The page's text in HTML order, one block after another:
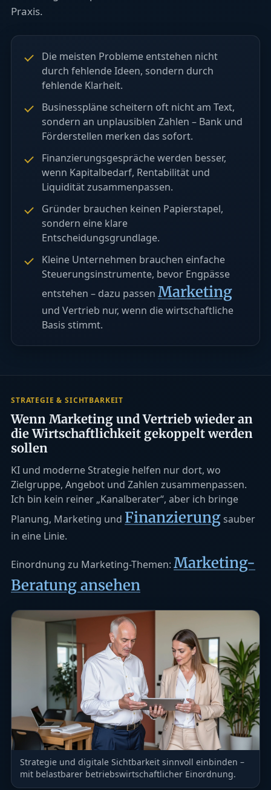
Praxis.
Die meisten Probleme entstehen nicht
durch fehlende Ideen, sondern durch
fehlende Klarheit.
Businesspläne scheitern oft nicht am Text,
sondern an unplausiblen Zahlen – Bank und
Förderstellen merken das sofort.
Finanzierungsgespräche werden besser,
wenn Kapitalbedarf, Rentabilität und
Liquidität zusammenpassen.
Gründer brauchen keinen Papierstapel,
sondern eine klare
Entscheidungsgrundlage.
Kleine Unternehmen brauchen einfache
Steuerungsinstrumente, bevor Engpässe
entstehen – dazu passen Marketing
und Vertrieb nur, wenn die wirtschaftliche
Basis stimmt.
STRATEGIE & SICHTBARKEIT
Wenn Marketing und Vertrieb wieder an
die Wirtschaftlichkeit gekoppelt werden
sollen
KI und moderne Strategie helfen nur dort, wo
Zielgruppe, Angebot und Zahlen zusammenpassen.
Ich bin kein reiner „Kanalberater“, aber ich bringe
Planung, Marketing und Finanzierungsauber
in eine Linie.
Einordnung zu Marketing-Themen: Marketing-
Beratung ansehen
Strategie und digitale Sichtbarkeit sinnvoll einbinden –
mit belastbarer betriebswirtschaftlicher Einordnung.